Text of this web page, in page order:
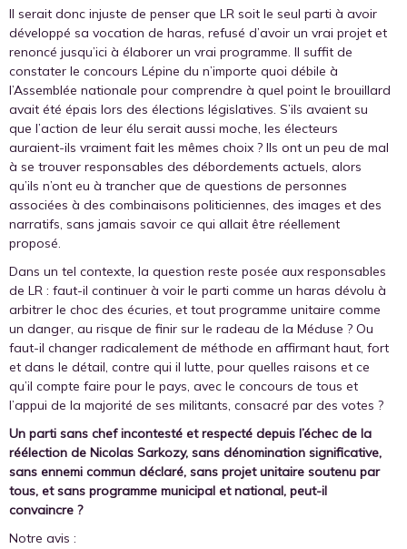
Il serait donc injuste de penser que LR soit le seul parti à avoir
développé sa vocation de haras, refusé d’avoir un vrai projet et
renoncé jusqu’ici à élaborer un vrai programme. Il suffit de
constater le concours Lépine du n’importe quoi débile à
l’Assemblée nationale pour comprendre à quel point le brouillard
avait été épais lors des élections législatives. S’ils avaient su
que l’action de leur élu serait aussi moche, les électeurs
auraient-ils vraiment fait les mêmes choix ? Ils ont un peu de mal
à se trouver responsables des débordements actuels, alors
qu’ils n’ont eu à trancher que de questions de personnes
associées à des combinaisons politiciennes, des images et des
narratifs, sans jamais savoir ce qui allait être réellement
proposé.
Dans un tel contexte, la question reste posée aux responsables
de LR : faut-il continuer à voir le parti comme un haras dévolu à
arbitrer le choc des écuries, et tout programme unitaire comme
un danger, au risque de finir sur le radeau de la Méduse ? Ou
faut-il changer radicalement de méthode en affirmant haut, fort
et dans le détail, contre qui il lutte, pour quelles raisons et ce
qu’il compte faire pour le pays, avec le concours de tous et
l’appui de la majorité de ses militants, consacré par des votes ?
Un parti sans chef incontesté et respecté depuis l’échec de la
réélection de Nicolas Sarkozy, sans dénomination significative,
sans ennemi commun déclaré, sans projet unitaire soutenu par
tous, et sans programme municipal et national, peut-il
convaincre ?
Notre avis :